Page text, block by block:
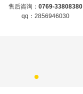
售后咨询： 0769-33808380
qq：2856946030